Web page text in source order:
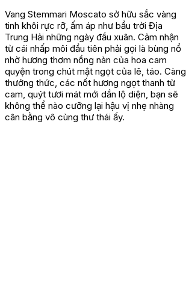
Vang Stemmari Moscato sở hữu sắc vàng
tinh khôi rực rỡ, ấm áp như bầu trời Địa
Trung Hải những ngày đầu xuân. Cảm nhận
từ cái nhấp môi đầu tiên phải gọi là bùng nổ
nhờ hương thơm nồng nàn của hoa cam
quyện trong chút mật ngọt của lê, táo. Càng
thưởng thức, các nốt hương ngọt thanh từ
cam, quýt tươi mát mới dần lộ diện, bạn sẽ
không thể nào cưỡng lại hậu vị nhẹ nhàng
cân bằng vô cùng thư thái ấy.